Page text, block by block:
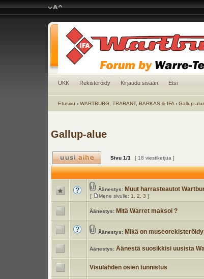
UKK Rekisteröidy Kirjaudu sisään Etsi
Etusivu ‹ WARTBURG, TRABANT, BARKAS & IFA ‹ Gallup-
Gallup-alue
Sivu1/1 [ 18 viestiketjua ]
Äänestys: Muut harrasteautot
[ Mene sivulle: 1 ,2 ,3 ]
Äänestys: Mitä Warret maksoi ?
Äänestys: Mikä on
Äänestys:Äänestä suosikkisi uusista
Visulahden osien tunnistus